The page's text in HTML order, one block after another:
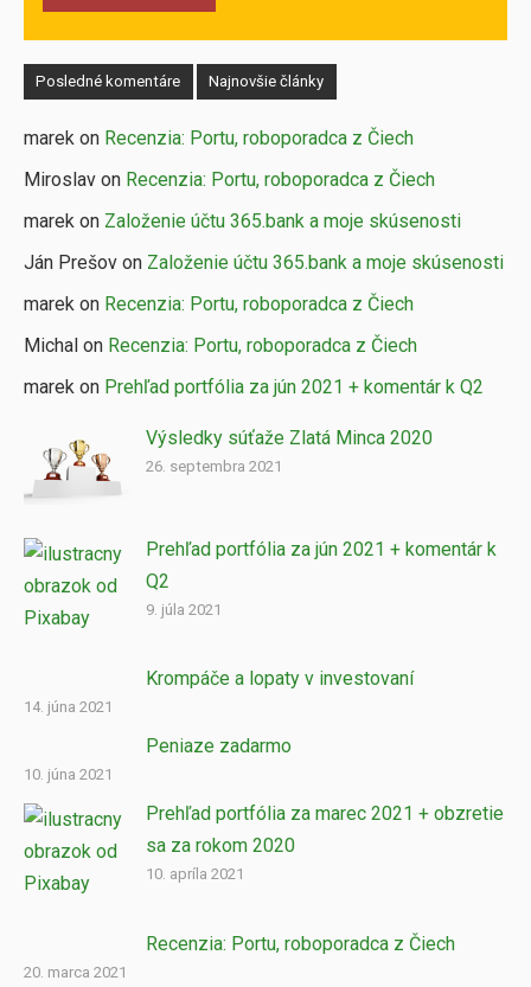
Posledné komentáre Najnovšie články
marek on Recenzia: Portu, roboporadca z Čiech
Miroslav on Recenzia: Portu, roboporadca z Čiech
marek on Založenie účtu 365.bank a moje skúsenosti
Ján Prešov on Založenie účtu 365.bank a moje skúsenosti
marek on Recenzia: Portu, roboporadca z Čiech
Michal on Recenzia: Portu, roboporadca z Čiech
marek on Prehľad portfólia za jún 2021 + komentár k Q2
Výsledky súťaže Zlatá Minca 2020
26. septembra 2021
Prehľad portfólia za jún 2021 + komentár k
Q2
9. júla 2021
Krompáče a lopaty v investovaní
14. júna 2021
Peniaze zadarmo
10. júna 2021
Prehľad portfólia za marec 2021 + obzretie
sa za rokom 2020
10. apríla 2021
Recenzia: Portu, roboporadca z Čiech
20. marca 2021